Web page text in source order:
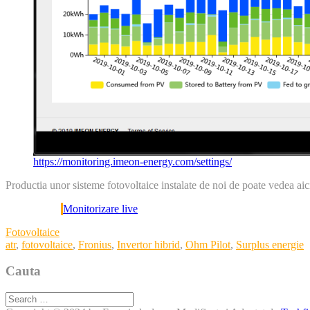
https://monitoring.imeon-energy.com/settings/
Productia unor sisteme fotovoltaice instalate de noi de poate vedea
Monitorizare live
Categories
Fotovoltaice
Tags
atr, fotovoltaice, Fronius, Invertor hibrid, Ohm Pilot, Surplus energie
Cauta
Search